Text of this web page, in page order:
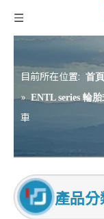
目前所在位置: 首頁
» ENTL series 輪胎
車
產品